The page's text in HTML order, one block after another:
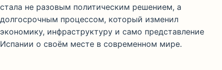
стала не разовым политическим решением, а
долгосрочным процессом, который изменил
экономику, инфраструктуру и само представление
Испании о своём месте в современном мире.